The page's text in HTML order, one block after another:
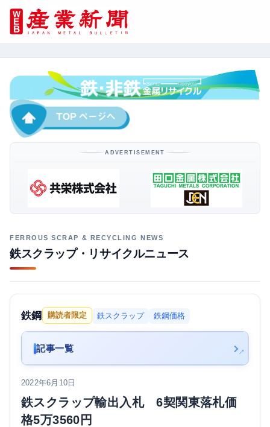
ADVERTISEMENT
鉄スクラップ・リサイクルニュース
鉄鋼 購読者限定 鉄スクラップ 鉄鋼価格
記事一覧
2022年6月10日
鉄スクラップ輸出入札 6契関東落札価
格5万3560円